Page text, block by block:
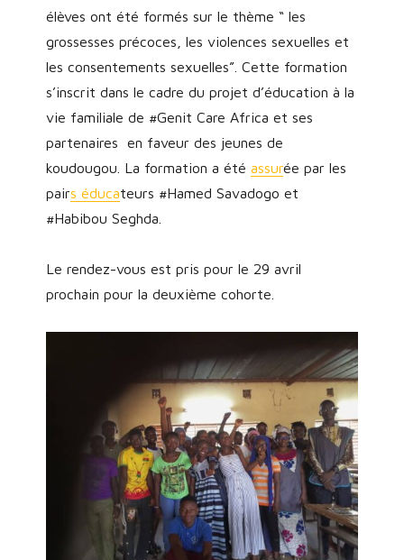
élèves ont été formés sur le thème “ les
grossesses précoces, les violences sexuelles et
les consentements sexuelles”. Cette formation
s’inscrit dans le cadre du projet d’éducation à la
vie familiale de #Genit Care Africa et ses
partenaires en faveur des jeunes de
koudougou. La formation a étéassurée par les
pairs éducateurs #Hamed Savadogo et
#Habibou Seghda.
Le rendez-vous est pris pour le 29 avril
prochain pour la deuxième cohorte.